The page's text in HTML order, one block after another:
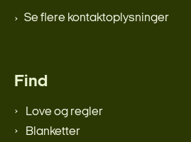
Se flere kontaktoplysninger
Find
Love og regler
Blanketter